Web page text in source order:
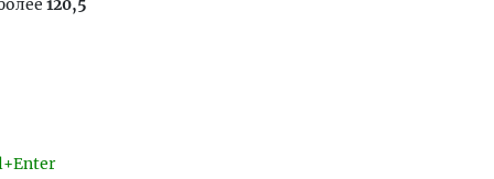
120,5